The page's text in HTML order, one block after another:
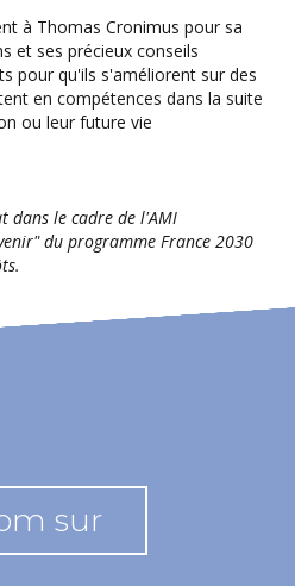
à Thomas Cronimus pour sa
et ses précieux conseils
pour qu'ils s'améliorent sur des
en compétences dans la suite
ou leur future vie
dans le cadre de l'AMI
du programme France 2030
sur